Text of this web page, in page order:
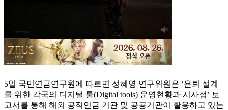
5일 국민연금연구원에 따르면 성혜영 연구위원은 ‘은퇴 설계
를 위한 각국의 디지털 툴(Digital tools) 운영현황과 시사점’ 보
고서를 통해 해외 공적연금 기관 및 공공기관이 활용하고 있는